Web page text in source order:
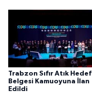
Trabzon Sıfır Atık Hedef
Belgesi Kamuoyuna İlan
Edildi